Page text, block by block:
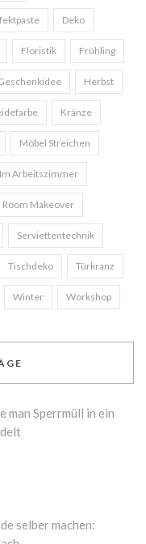
Deko
Floristik Frühling
Herbst
Kränze
Möbel Streichen
Arbeitszimmer
Room Makeover
Serviettentechnik
Tischdeko Türkranz
Winter Workshop
man Sperrmüll in ein
selber machen: